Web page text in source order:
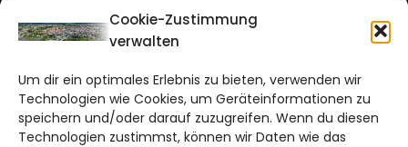
Cookie-Zustimmung
verwalten
Um dir ein optimales Erlebnis zu bieten, verwenden wir
Technologien wie Cookies, um Geräteinformationen zu
speichern und/oder darauf zuzugreifen. Wenn du diesen
Technologien zustimmst, können wir Daten wie das
CITYLIFE!
Bruchtorwall 12
38100 Braunschweig
Telefon: 0531 387220 – 65